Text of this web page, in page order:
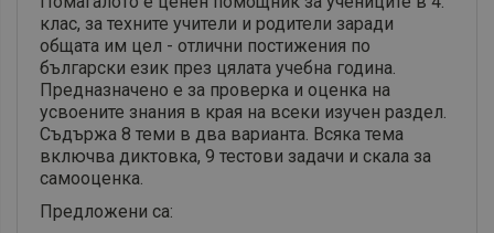
клас, за техните учители и родители заради
общата им цел - отлични постижения по
български език през цялата учебна година.
Предназначено е за проверка и оценка на
усвоените знания в края на всеки изучен раздел.
Съдържа 8 теми в два варианта. Всяка тема
включва диктовка, 9 тестови задачи и скала за
самооценка.
Предложени са: